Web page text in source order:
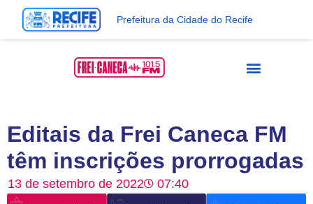
Prefeitura da Cidade do Recife
Editais da Frei Caneca FM
têm inscrições prorrogadas
13 de setembro de 2022 07:40